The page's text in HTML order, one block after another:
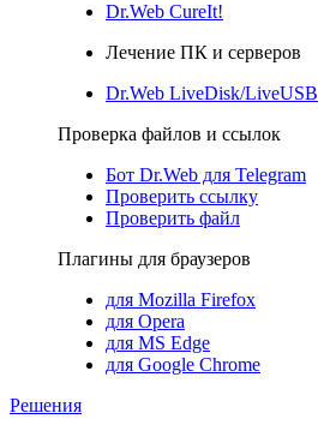
Dr.Web CureIt!
Лечение ПК и серверов
Dr.Web LiveDisk/LiveUSB
Проверка файлов и ссылок
Бот Dr.Web для Telegram
Проверить ссылку
Проверить файл
Плагины для браузеров
для Mozilla Firefox
для Opera
для MS Edge
для Google Chrome
Решения